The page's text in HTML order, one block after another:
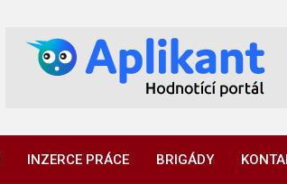
INZERCE PRÁCE BRIGÁDY